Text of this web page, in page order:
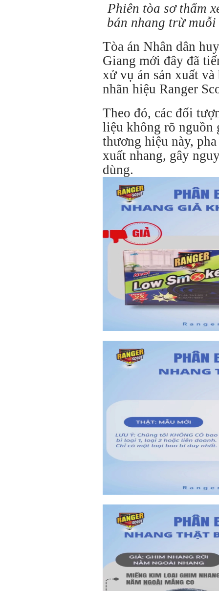
Phiên tòa sơ thẩm
bán nhang trừ
Tòa án Nhân dân
Giang mới đây đã
xử vụ án sản xuất
nhãn hiệu Ranger
Theo đó, các đối
liệu không rõ nguồn
thương hiệu này,
xuất nhang, gây
dùng.